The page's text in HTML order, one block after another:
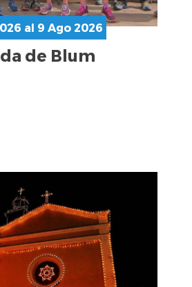
al 9 Ago 2026
de Blum